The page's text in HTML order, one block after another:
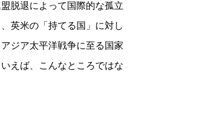
の本土でも日本人は「命が
点をこれまで一九四〇年代
、世界がもっとも広がった
要を痛感している。
章）。満州国と国際協調を
（II章）。この当時の国際状
脱退によって国際的な孤立
英米の「持てる国」に対し
ジア太平洋戦争に至る国家
えば、こんなところではな
った」と筆者の井上寿一さ